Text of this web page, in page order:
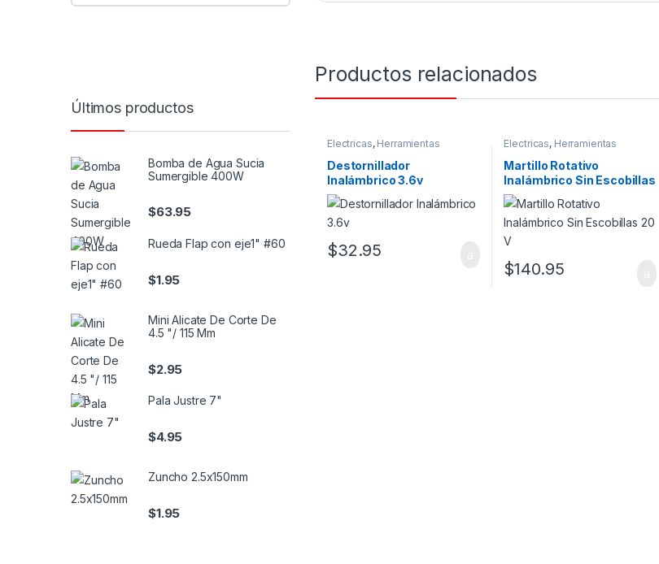
Productos relacionados
Electricas, Herramientas
Destornillador
Inalámbrico 3.6v
$32.95
Electricas, Herramientas
Martillo Rotativo
Inalámbrico Sin Escobillas
20 V
$140.95
Últimos productos
Bomba de Agua Sucia
Sumergible 400W
$63.95
Rueda Flap con eje1" #60
$1.95
Mini Alicate De Corte De
4.5 "/ 115 Mm
$2.95
Pala Justre 7"
$4.95
Zuncho 2.5x150mm
$1.95